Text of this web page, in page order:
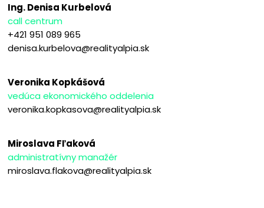
Ing. Denisa Kurbelová
call centrum
+421 951 089 965
denisa.kurbelova@realityalpia.sk
Veronika Kopkášová
vedúca ekonomického oddelenia
veronika.kopkasova@realityalpia.sk
Miroslava Fľaková
administratívny manažér
miroslava.flakova@realityalpia.sk